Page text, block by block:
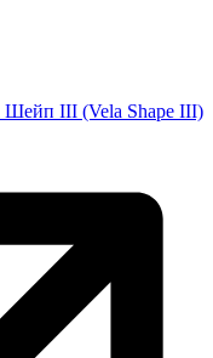
Шейп III (Vela Shape III)